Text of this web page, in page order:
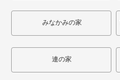
みなかみの家
連の家